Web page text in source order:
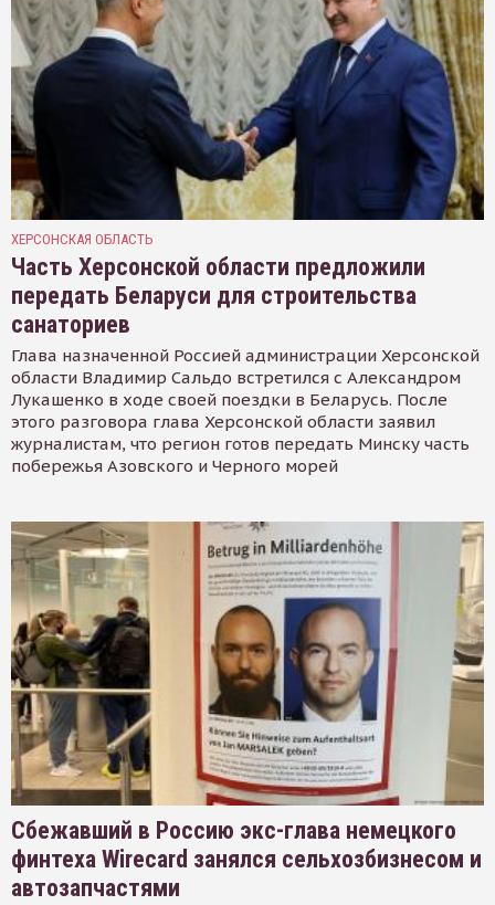
ХЕРСОНСКАЯ ОБЛАСТЬ
Часть Херсонской области предложили
передать Беларуси для строительства
санаториев
Глава назначенной Россией администрации Херсонской
области Владимир Сальдо встретился с Александром
Лукашенко в ходе своей поездки в Беларусь. После
этого разговора глава Херсонской области заявил
журналистам, что регион готов передать Минску часть
побережья Азовского и Черного морей
Сбежавший в Россию экс-глава немецкого
финтеха Wirecard занялся сельхозбизнесом и
автозапчастями